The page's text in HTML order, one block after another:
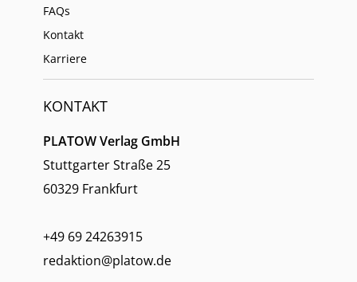
FAQs
Kontakt
Karriere
KONTAKT
PLATOW Verlag GmbH
Stuttgarter Straße 25
60329 Frankfurt
+49 69 24263915
redaktion@platow.de